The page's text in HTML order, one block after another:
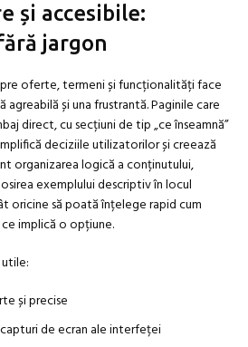
și accesibile:
jargon
oferte, termeni și funcționalități face
și una frustrantă. Paginile care
direct, cu secțiuni de tip „ce înseamnă”
deciziile utilizatorilor și creează
organizarea logică a conținutului,
exemplului descriptiv în locul
oricine să poată înțelege rapid cum
implică o opțiune.
și precise
de ecran ale interfeței